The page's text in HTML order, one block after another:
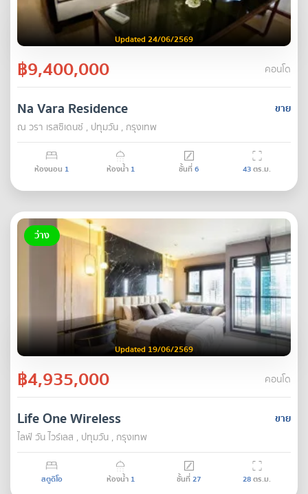
Updated 24/06/2569
฿9,400,000 คอนโด
ขาย
Na Vara Residence
ณ วรา เรสซิเดนซ์ , ปทุมวัน , กรุงเทพ
ห้องนอน 1 ห้องน้ำ 1 ชั้นที่6 43ตร.ม.
ว่าง
Updated 19/06/2569
฿4,935,000 คอนโด
ขาย
Life One Wireless
ไลฟ์ วัน ไวร์เลส , ปทุมวัน , กรุงเทพ
สตูดิโอ ห้องน้ำ 1 ชั้นที่27 28ตร.ม.